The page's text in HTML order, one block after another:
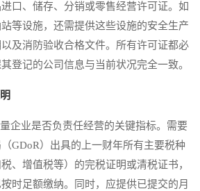
口、储存、分销或零售经营许可证。如
等设施，还需提供这些设施的安全生产
及消防验收合格文件。所有许可证都必
登记的公司信息与当前状况完全一致。
业是否负责任经营的关键指标。需要
GDoR）出具的上一财年所有主要税种
、增值税等）的完税证明或清税证书，
时足额缴纳。同时，应提供已提交的月